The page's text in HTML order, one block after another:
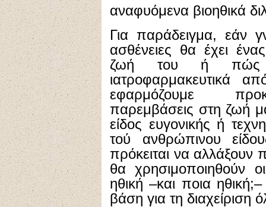
αναφυόμενα βιοηθικά
Για παράδειγμα, εάν
ασθένειες θα έχει
ζωή του ή πώς
ιατροφαρμακευτικά
εφαρμόζουμε
παρεμβάσεις στη ζωή
είδος ευγονικής ή
τού ανθρώπινου
πρόκειται να
θα χρησιμοποιηθούν
ηθική –και ποια
βάση για τη